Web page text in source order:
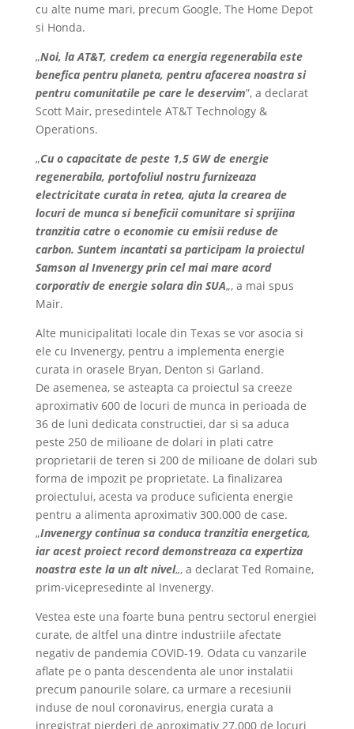
cu alte nume mari, precum Google, The Home Depot
si Honda.
„Noi, la AT&T, credem ca energia regenerabila este
benefica pentru planeta, pentru afacerea noastra si
pentru comunitatile pe care le deservim”, a declarat
Scott Mair, presedintele AT&T Technology &
Operations.
„Cu o capacitate de peste 1,5 GW de energie
regenerabila, portofoliul nostru furnizeaza
electricitate curata in retea, ajuta la crearea de
locuri de munca si beneficii comunitare si sprijina
tranzitia catre o economie cu emisii reduse de
carbon. Suntem incantati sa participam la proiectul
Samson al Invenergy prin cel mai mare acord
corporativ de energie solara din SUA„, a mai spus
Mair.
Alte municipalitati locale din Texas se vor asocia si
ele cu Invenergy, pentru a implementa energie
curata in orasele Bryan, Denton si Garland.
De asemenea, se asteapta ca proiectul sa creeze
aproximativ 600 de locuri de munca in perioada de
36 de luni dedicata constructiei, dar si sa aduca
peste 250 de milioane de dolari in plati catre
proprietarii de teren si 200 de milioane de dolari sub
forma de impozit pe proprietate. La finalizarea
proiectului, acesta va produce suficienta energie
pentru a alimenta aproximativ 300.000 de case.
„Invenergy continua sa conduca tranzitia energetica,
iar acest proiect record demonstreaza ca expertiza
noastra este la un alt nivel„, a declarat Ted Romaine,
prim-vicepresedinte al Invenergy.
Vestea este una foarte buna pentru sectorul energiei
curate, de altfel una dintre industriile afectate
negativ de pandemia COVID-19. Odata cu vanzarile
aflate pe o panta descendenta ale unor instalatii
precum panourile solare, ca urmare a recesiunii
induse de noul coronavirus, energia curata a
inregistrat pierderi de aproximativ 27.000 de locuri